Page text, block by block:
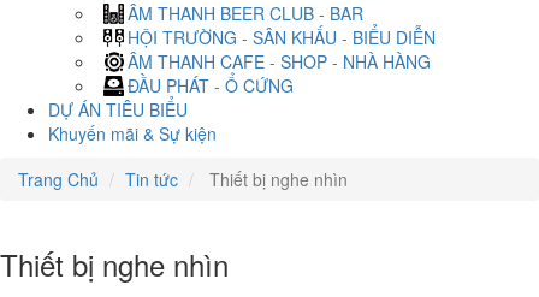
ÂM THANH BEER CLUB - BAR
HỘI TRƯỜNG - SÂN KHẤU - BIỂU DIỄN
ÂM THANH CAFE - SHOP - NHÀ HÀNG
ĐẦU PHÁT - Ổ CỨNG
DỰ ÁN TIÊU BIỂU
Khuyến mãi & Sự kiện
Trang Chủ
Tin tức Thiết bị nghe nhìn
Thiết bị nghe nhìn